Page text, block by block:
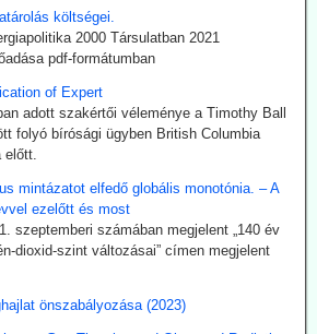
Valójában azonban itt alakul ki a digitális
szintje: a mesterséges intelligencia
mennyiségű áramot igényelnek – és a
News: Tórium-reaktor a 3D
méretű tórium-reaktormodult. A vállalat
piacokra pozícionálja, ahol a mesterséges
az ipar, a védelmi ágazat és a
teljesítményre szorulnak. A modul
szilícium-karbidból készült nyomástartó
még nem termel áramot. Ezért továbbra is
költségei.
2000 Társulatban 2021
pdf-formátumban
of Expert
adott szakértői véleménye a Timothy Ball
folyó bírósági ügyben British Columbia
mintázatot elfedő globális monotónia. – A
ezelőtt és most
szeptemberi számában megjelent „140 év
dioxid-szint változásai” címen megjelent
önszabályozása (2023)